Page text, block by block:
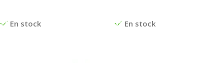
En stock En stock